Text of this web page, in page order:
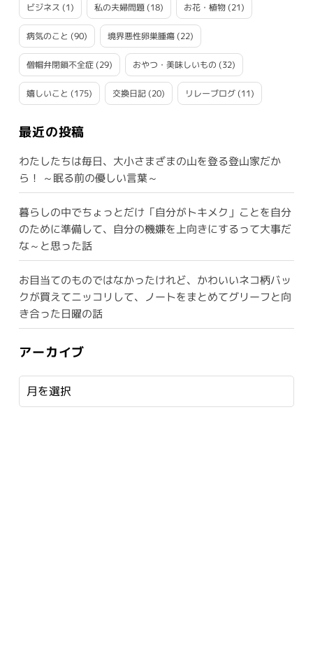
ビジネス (1) 私の夫婦問題(18) お花・植物(21)
病気のこと (90) 境界悪性卵巣腫瘍(22)
僧帽弁閉鎖不全症(29) おやつ・美味しいもの (32)
嬉しいこと (175) 交換日記(20) リレーブログ(11)
最近の投稿
わたしたちは毎日、大小さまざまの山を登る登山家だか
ら！ ～眠る前の優しい言葉～
暮らしの中でちょっとだけ「自分がトキメク」ことを自分
のために準備して、自分の機嫌を上向きにするって大事だ
な～と思った話
お目当てのものではなかったけれど、かわいいネコ柄バッ
クが買えてニッコリして、ノートをまとめてグリーフと向
き合った日曜の話
アーカイブ